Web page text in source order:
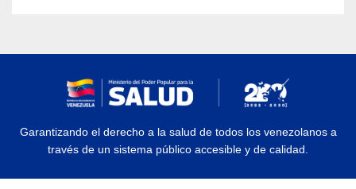
Garantizando el derecho a la salud de todos los venezolanos a
través de un sistema público accesible y de calidad.